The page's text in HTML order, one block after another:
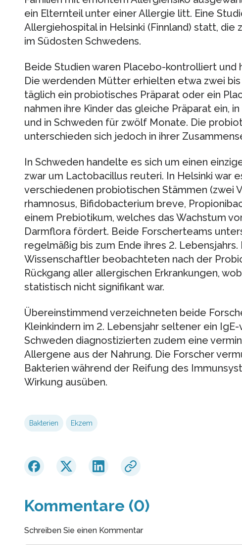
ein Elternteil unter einer Allergie litt. Eine
Allergiehospital in Helsinki (Finnland) statt, die
im Südosten Schwedens.
Beide Studien waren Placebo-kontrolliert und
Die werdenden Mütter erhielten etwa zwei
täglich ein probiotisches Präparat oder ein
nahmen ihre Kinder das gleiche Präparat ein,
und in Schweden für zwölf Monate. Die
unterschieden sich jedoch in ihrer
In Schweden handelte es sich um einen
zwar um Lactobacillus reuteri. In Helsinki war
verschiedenen probiotischen Stämmen (zwei
rhamnosus, Bifidobacterium breve,
einem Prebiotikum, welches das Wachstum
Darmflora fördert. Beide Forscherteams
regelmäßig bis zum Ende ihres 2. Lebensjahrs.
Wissenschaftler beobachteten nach der
Rückgang aller allergischen Erkrankungen,
statistisch nicht signifikant war.
Übereinstimmend verzeichneten beide
Kleinkindern im 2. Lebensjahr seltener ein
Schweden diagnostizierten zudem eine
Allergene aus der Nahrung. Die Forscher
Bakterien während der Reifung des
Wirkung ausüben.
Bakterien Ekzem
Kommentare (0)
Schreiben Sie einen Kommentar